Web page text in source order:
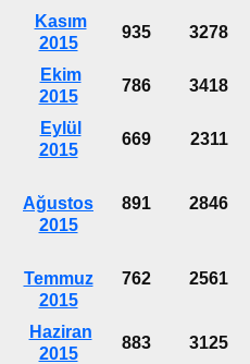
Kasım
2015
935 3278
Ekim
2015
786 3418
Eylül
2015
669 2311
Ağustos
2015
891 2846
Temmuz
2015
762 2561
Haziran
2015
883 3125